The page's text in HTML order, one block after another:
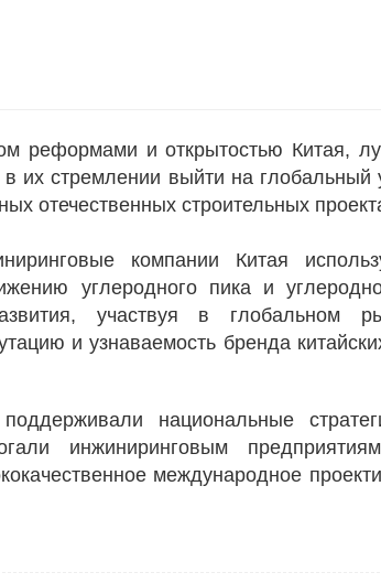
реформами и открытостью Китая,
в их стремлении выйти на
отечественных строительных
компании Китая
углеродного пика и
участвуя в глобальном
и узнаваемость бренда
национальные
инжиниринговым
международное